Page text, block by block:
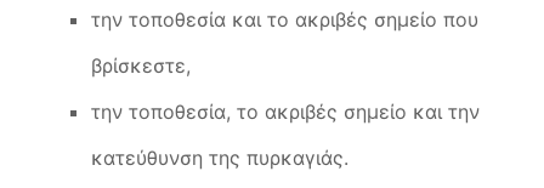
την τοποθεσία και το ακριβές σημείο που
βρίσκεστε,
την τοποθεσία, το ακριβές σημείο και την
κατεύθυνση της πυρκαγιάς.